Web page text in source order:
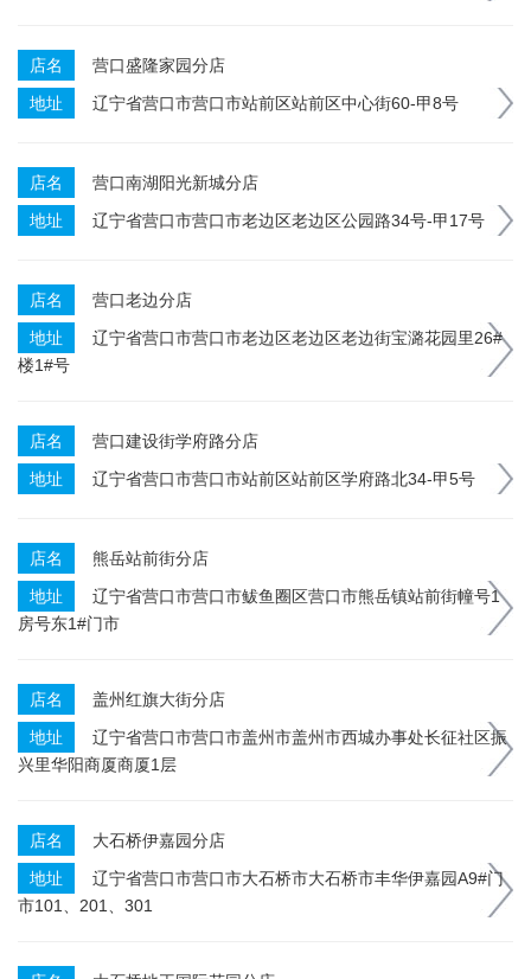
店名
营口盛隆家园分店
地址
辽宁省营口市营口市站前区站前区中心街60-甲8号
店名
营口南湖阳光新城分店
地址
辽宁省营口市营口市老边区老边区公园路34号-甲17号
店名
营口老边分店
地址
辽宁省营口市营口市老边区老边区老边街宝潞花园里26#
楼1#号
店名
营口建设街学府路分店
地址
辽宁省营口市营口市站前区站前区学府路北34-甲5号
店名
熊岳站前街分店
地址
辽宁省营口市营口市鲅鱼圈区营口市熊岳镇站前街幢号1
房号东1#门市
店名
盖州红旗大街分店
地址
辽宁省营口市营口市盖州市盖州市西城办事处长征社区振
兴里华阳商厦商厦1层
店名
大石桥伊嘉园分店
地址
辽宁省营口市营口市大石桥市大石桥市丰华伊嘉园A9#门
市101、201、301